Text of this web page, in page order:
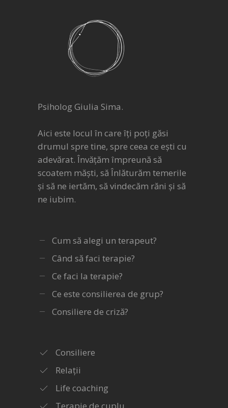
Psiholog Giulia Sima.
Aici este locul în care îți poți găsi
drumul spre tine, spre ceea ce ești cu
adevărat. Învățăm împreună să
scoatem măști, să Înlăturăm temerile
și să ne iertăm, să vindecăm răni și să
ne iubim.
Cum să alegi un terapeut?
Când să faci terapie?
Ce faci la terapie?
Ce este consilierea de grup?
Consiliere de criză?
Consiliere
Relații
Life coaching
Terapie de cuplu